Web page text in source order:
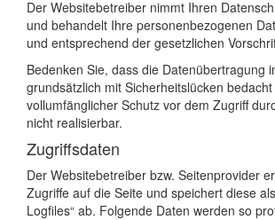
Der Websitebetreiber nimmt Ihren
und behandelt Ihre personenbezogenen
und entsprechend der gesetzlichen
Bedenken Sie, dass die Datenübertragung
grundsätzlich mit Sicherheitslücken
vollumfänglicher Schutz vor dem Zugriff
nicht realisierbar.
Zugriffsdaten
Der Websitebetreiber bzw. Seitenprovider
Zugriffe auf die Seite und speichert diese
Logfiles“ ab. Folgende Daten werden so